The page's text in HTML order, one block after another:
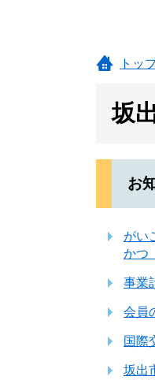
トッ
坂
お
がい
かつ
事業
会員
国際
坂出